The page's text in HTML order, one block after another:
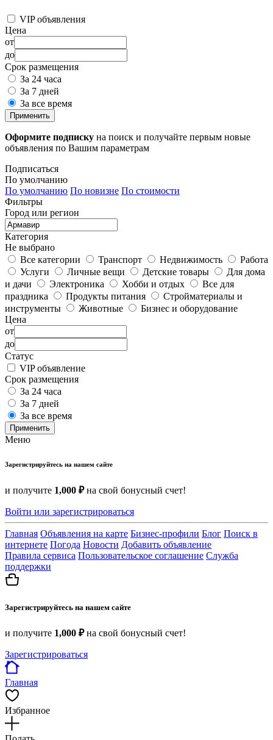
VIP объявления
Цена
от
до
Срок размещения
За 24 часа
За 7 дней
За все время
Применить
Оформите подписку на поиск и получайте первым новые
объявления по Вашим параметрам
Подписаться
По умолчанию
По умолчанию По новизне По стоимости
Фильтры
Город или регион
Категория
Не выбрано
Все категории
Транспорт Недвижимость
Работа
Услуги
Личные вещи Детские товары
Для дома
и дачи
Электроника Хобби и отдых
Все для
праздника
Продукты питания
Стройматериалы и
инструменты
Животные
Бизнес и оборудование
Цена
от
до
Статус
VIP объявление
Срок размещения
За 24 часа
За 7 дней
За все время
Применить
Меню
Зарегистрируйтесь на нашем сайте
и получите 1,000 ₽на свой бонусный счет!
Войти или зарегистрироваться
Главная Объявления на карте Бизнес-профили Блог Поиск в
интернете Погода Новости Добавить объявление
Правила сервиса Пользовательское соглашение Служба
поддержки
Зарегистрируйтесь на нашем сайте
и получите 1,000 ₽на свой бонусный счет!
Зарегистрироваться
Главная
Избранное